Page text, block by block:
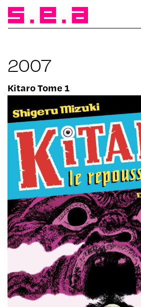
2007
Kitaro Tome 1